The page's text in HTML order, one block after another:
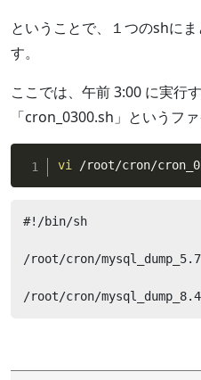
ということで、１つのshに
す。
ここでは、午前 3:00 に実行
「cron_0300.sh」というフ
vi /root/cron/
#!/bin/sh
/root/cron/
/root/cron/